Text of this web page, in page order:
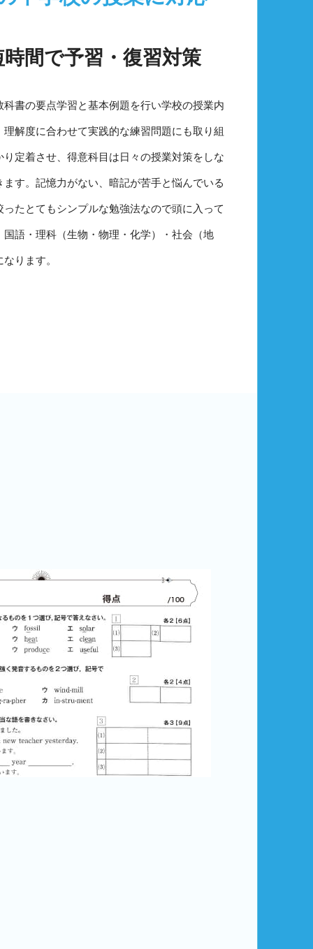
間で予習・復習対策
書の要点学習と基本例題を行い学校の授業内
解度に合わせて実践的な練習問題にも取り組
定着させ、得意科目は日々の授業対策をしな
す。記憶力がない、暗記が苦手と悩んでいる
たとてもシンプルな勉強法なので頭に入って
語・理科（生物・物理・化学）・社会（地
ります。